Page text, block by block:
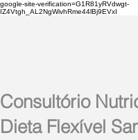
google-site-verification=G1R81yRVdwgt-
IZ4Vtgh_AL2NgWivhRme44lBj9EVxI
Consultório
Dieta Flexível